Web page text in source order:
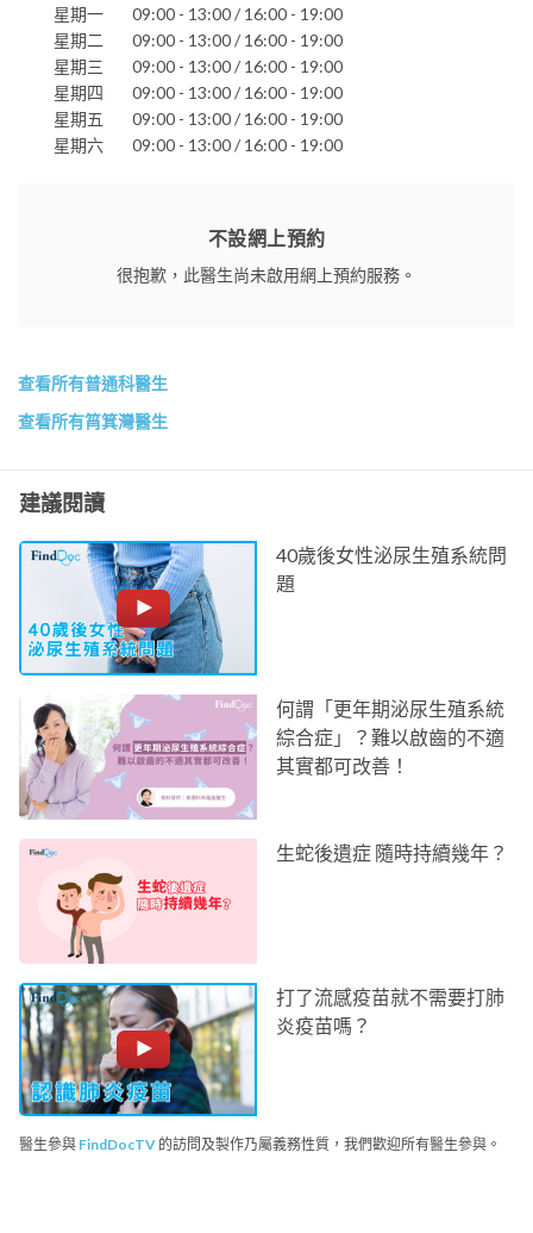
星期一
09:00 - 13:00 / 16:00 - 19:00
星期二
09:00 - 13:00 / 16:00 - 19:00
星期三
09:00 - 13:00 / 16:00 - 19:00
星期四
09:00 - 13:00 / 16:00 - 19:00
星期五
09:00 - 13:00 / 16:00 - 19:00
星期六
09:00 - 13:00 / 16:00 - 19:00
不設網上預約
很抱歉，此醫生尚未啟用網上預約服務。
查看所有普通科醫生
查看所有筲箕灣醫生
建議閱讀
40歲後女性泌尿生殖系統問
題
何謂「更年期泌尿生殖系統
綜合症」？難以啟齒的不適
其實都可改善！
生蛇後遺症 隨時持續幾年？
打了流感疫苗就不需要打肺
炎疫苗嗎？
醫生參與 FindDocTV 的訪問及製作乃屬義務性質，我們歡迎所有醫生參與。